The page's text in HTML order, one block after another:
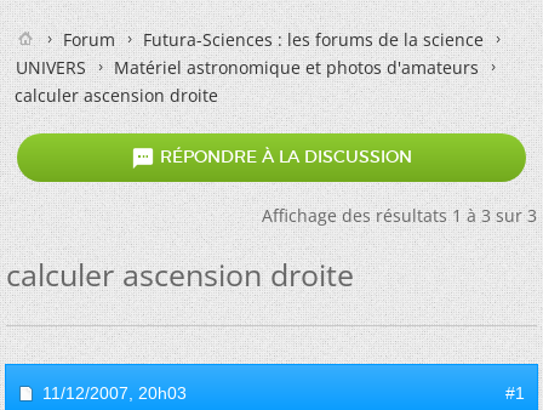
Forum
Futura-Sciences : les forums de la science
UNIVERS
Matériel astronomique et photos d'amateurs
calculer ascension droite
 RÉPONDRE À LA DISCUSSION
Affichage des résultats 1 à 3 sur 3
calculer ascension droite
11/12/2007, 20h03 #1